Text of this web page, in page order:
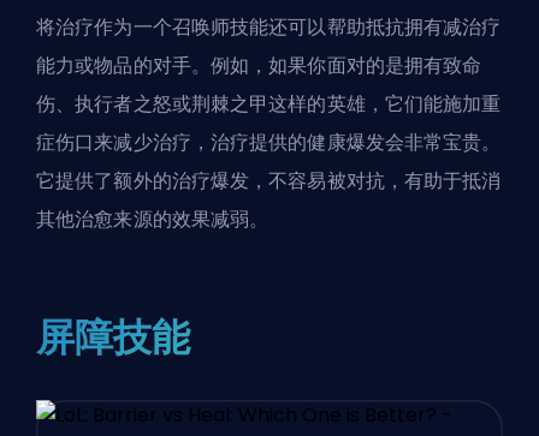
将治疗作为一个召唤师技能还可以帮助抵抗拥有减治疗
能力或物品的对手。例如，如果你面对的是拥有致命
伤、执行者之怒或荆棘之甲这样的英雄，它们能施加重
症伤口来减少治疗，治疗提供的健康爆发会非常宝贵。
它提供了额外的治疗爆发，不容易被对抗，有助于抵消
其他治愈来源的效果减弱。
屏障技能